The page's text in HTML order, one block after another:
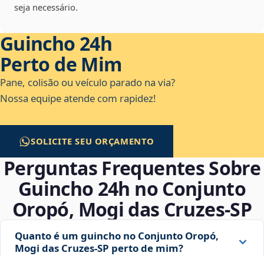
seja necessário.
Guincho 24h
Perto de Mim
Pane, colisão ou veículo parado na via?
Nossa equipe atende com rapidez!
SOLICITE SEU ORÇAMENTO
Perguntas Frequentes Sobre
Guincho 24h no Conjunto
Oropó, Mogi das Cruzes‑SP
Quanto é um guincho no Conjunto Oropó,
Mogi das Cruzes‑SP perto de mim?